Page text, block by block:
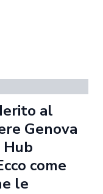
al
Genova
come
le